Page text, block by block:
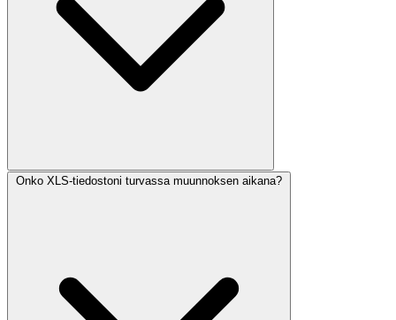
Onko XLS-tiedostoni turvassa muunnoksen aikana?